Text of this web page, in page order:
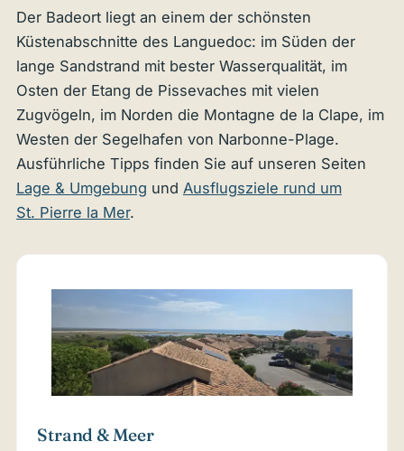
Der Badeort liegt an einem der schönsten
Küstenabschnitte des Languedoc: im Süden der
lange Sandstrand mit bester Wasserqualität, im
Osten der Etang de Pissevaches mit vielen
Zugvögeln, im Norden die Montagne de la Clape, im
Westen der Segelhafen von Narbonne-Plage.
Ausführliche Tipps finden Sie auf unseren Seiten
Lage & Umgebung und Ausflugsziele rund um
St. Pierre la Mer.
Strand & Meer